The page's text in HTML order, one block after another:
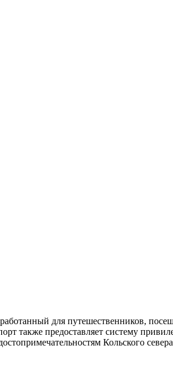
для путешественников,
также предоставляет систему
Кольского